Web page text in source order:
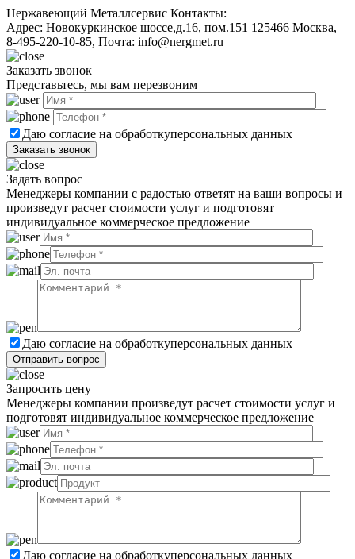
Нержавеющий Металлсервис Контакты:
Адрес: Новокуркинское шоссе,д.16, пом.151 125466 Москва,
8-495-220-10-85, Почта: info@nergmet.ru
Заказать звонок
Представьтесь, мы вам перезвоним
Даю согласие на обработкуперсональных данных
Задать вопрос
Менеджеры компании с радостью ответят на ваши вопросы и
произведут расчет стоимости услуг и подготовят
индивидуальное коммерческое предложение
Даю согласие на обработкуперсональных данных
Запросить цену
Менеджеры компании произведут расчет стоимости услуг и
подготовят индивидуальное коммерческое предложение
Даю согласие на обработкуперсональных данных